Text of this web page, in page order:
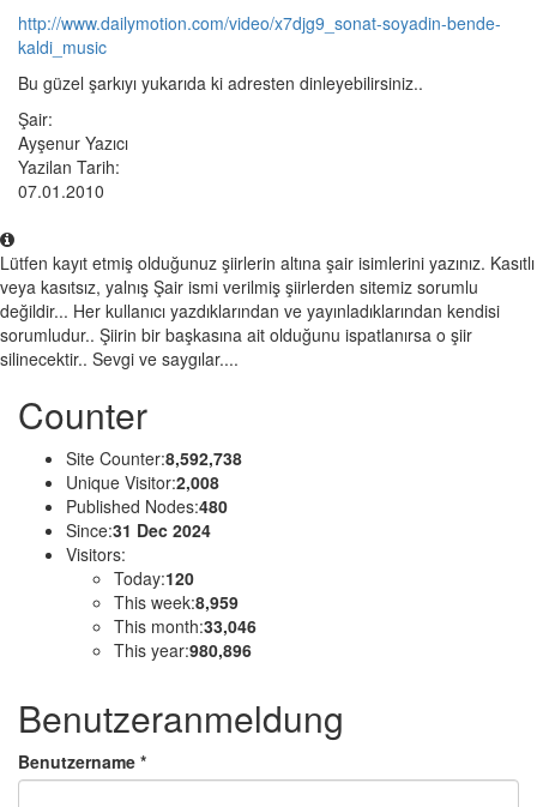
http://www.dailymotion.com/video/x7djg9_sonat-soyadin-bende-
kaldi_music
Bu güzel şarkıyı yukarıda ki adresten dinleyebilirsiniz..
Şair:
Ayşenur Yazıcı
Yazilan Tarih:
07.01.2010
Lütfen kayıt etmiş olduğunuz şiirlerin altına şair isimlerini yazınız. Kasıtlı
veya kasıtsız, yalnış Şair ismi verilmiş şiirlerden sitemiz sorumlu
değildir... Her kullanıcı yazdıklarından ve yayınladıklarından kendisi
sorumludur.. Şiirin bir başkasına ait olduğunu ispatlanırsa o şiir
silinecektir.. Sevgi ve saygılar....
Counter
Site Counter:8,592,738
Unique Visitor:2,008
Published Nodes:480
Since:31 Dec 2024
Visitors:
Today:120
This week:8,959
This month:33,046
This year:980,896
Benutzeranmeldung
Benutzername *